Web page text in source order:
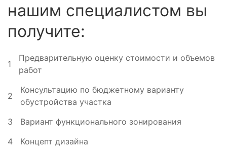
нашим специалистом вы
получите:
1
Предварительную оценку стоимости и объемов
работ
2
Консультацию по бюджетному варианту
обустройства участка
3
Вариант функционального зонирования
4
Концепт дизайна